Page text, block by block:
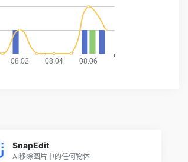
SnapEdit
AI移除图片中的任何物体